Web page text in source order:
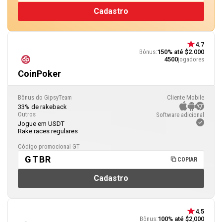
CoinPoker
4.7
Bônus:150% até $2.000
4500jogadores
Bônus do GipsyTeam
33% de rakeback
Outros
Jogue em USDT
Rake races regulares
Cliente Mobile
Software adicional
Código promocional GT
GTBR COPIAR
Cadastro
Cadastro
4.5
Bônus:100% até $2,000